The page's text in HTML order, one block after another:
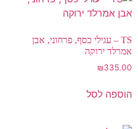
TS – עגילי כסף, פרחוני, אבן
אמרלד ירוקה
₪335.00
הוספה לסל